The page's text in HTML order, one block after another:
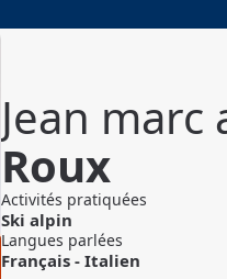
Jean marc
Roux
Activités pratiquées
Ski alpin
Langues parlées
Français - Italien